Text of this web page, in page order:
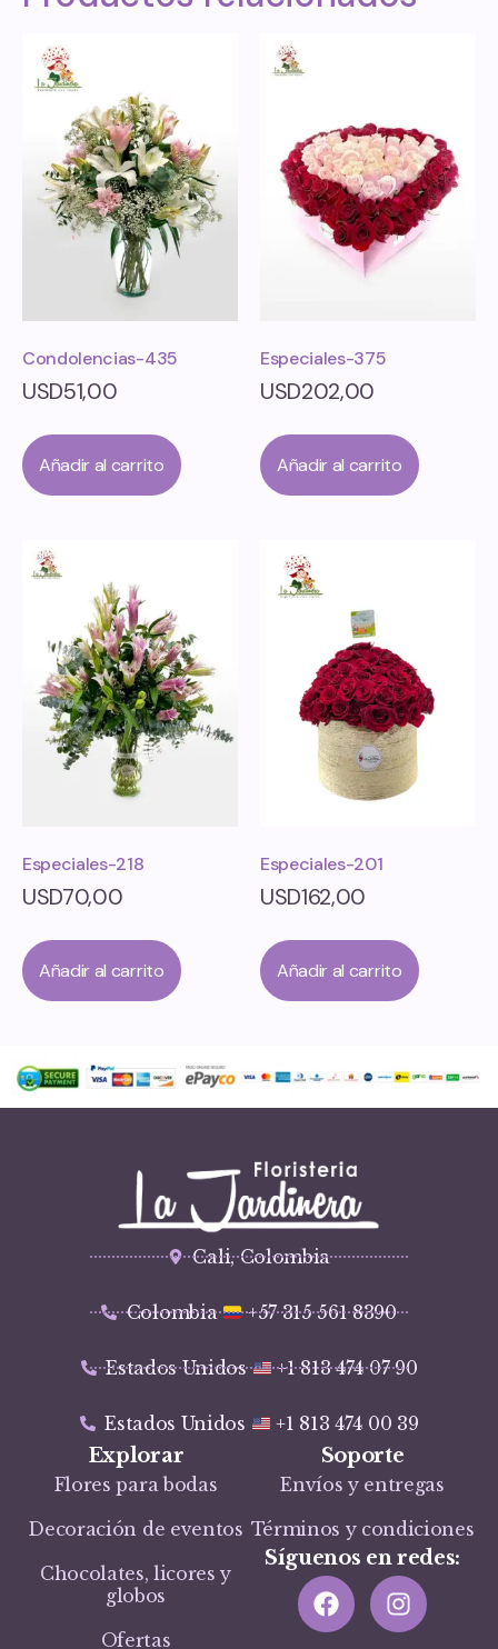
Condolencias-435
USD51,00
Añadir al carrito
Especiales-375
USD202,00
Añadir al carrito
Especiales-218
USD70,00
Añadir al carrito
Especiales-201
USD162,00
Añadir al carrito
Cali, Colombia
Colombia +57 315 561 8390
Estados Unidos +1 813 474 07 90
Estados Unidos +1 813 474 00 39
Explorar
Flores para bodas
Decoración de eventos
Chocolates, licores y
globos
Ofertas
Soporte
Envíos y entregas
Términos y condiciones
Síguenos en redes: